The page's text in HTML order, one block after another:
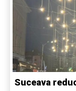
Suceava